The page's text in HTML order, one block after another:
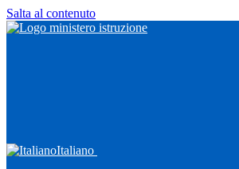
Salta al contenuto
Italiano